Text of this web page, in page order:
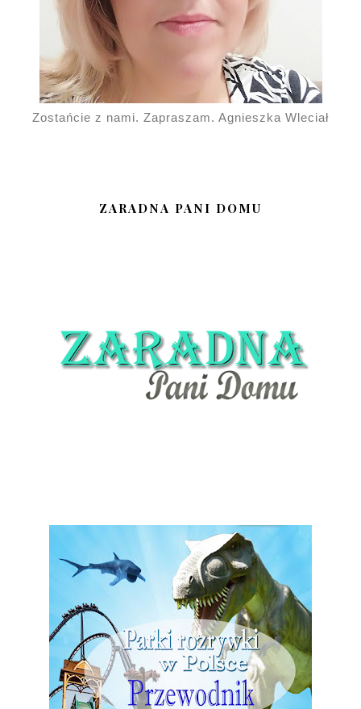
Zostańcie z nami. Zapraszam. Agnieszka Wleciał
ZARADNA PANI DOMU